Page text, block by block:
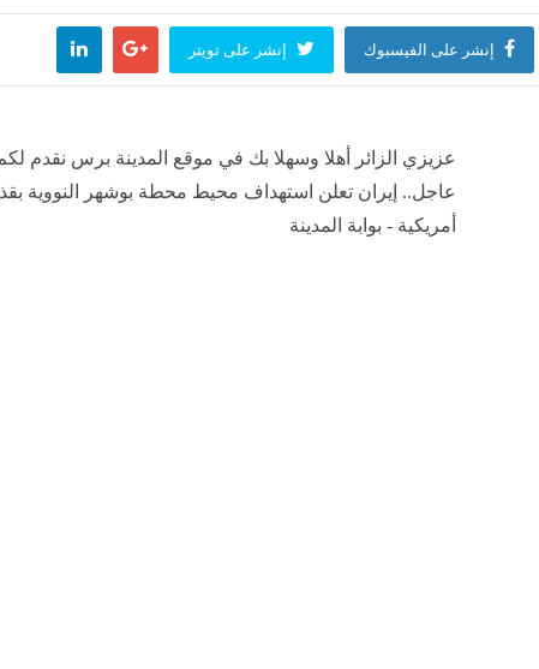
إنشر على الفيسبوك إنشر على تويتر
عزيزي الزائر أهلا وسهلا بك في موقع المدينة برس نقدم
عاجل.. إيران تعلن استهداف محيط محطة بوشهر النووية
أمريكية - بوابة المدينة